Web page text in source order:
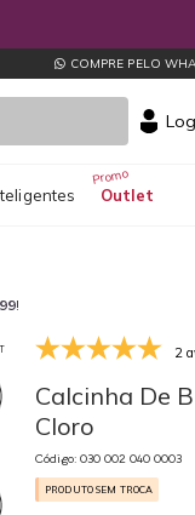
COMPRE PELO
Outlet
!
0003 2
Calcinha De
Cloro
Código: 030 002 040 0003
PRODUTO SEM TROCA